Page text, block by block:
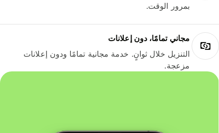
بمرور الوقت.
مجاني تمامًا، دون إعلانات
التنزيل خلال ثوانٍ. خدمة مجانية تمامًا ودون إعلانات
مزعجة.